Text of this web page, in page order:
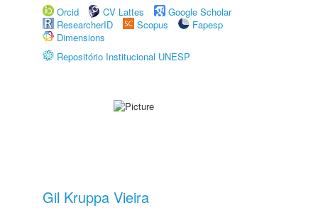
Orcid
CV Lattes
Google Scholar
ResearcherID
Scopus
Fapesp
Dimensions
Repositório Institucional UNESP
Gil Kruppa Vieira